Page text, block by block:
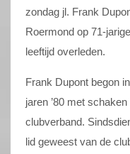
zondag jl. Frank
Roermond op 71-jarige
leeftijd overleden.
Frank Dupont begon
jaren ’80 met schaken
clubverband.
lid geweest van de